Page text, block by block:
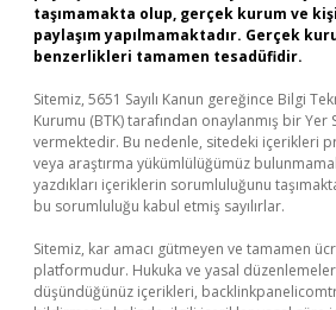
taşımamakta olup, gerçek kurum ve
paylaşım yapılmamaktadır. Gerçek
benzerlikleri tamamen tesadüfidir.
Sitemiz, 5651 Sayılı Kanun gereğince Bilgi
Kurumu (BTK) tarafından onaylanmış bir Yer
vermektedir. Bu nedenle, sitedeki içerikleri
veya araştırma yükümlülüğümüz
yazdıkları içeriklerin sorumluluğunu
bu sorumluluğu kabul etmiş sayılırlar.
Sitemiz, kar amacı gütmeyen ve tamamen
platformudur. Hukuka ve yasal
düşündüğünüz içerikleri,